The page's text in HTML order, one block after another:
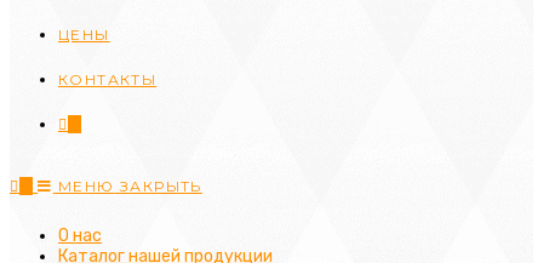
ЦЕНЫ
КОНТАКТЫ
МЕНЮ ЗАКРЫТЬ
О нас
Каталог нашей продукции